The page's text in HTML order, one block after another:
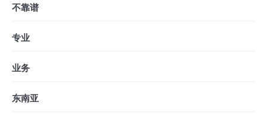
不靠谱
专业
业务
东南亚